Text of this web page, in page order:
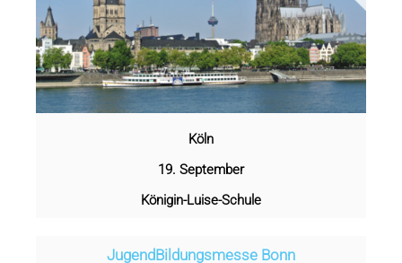
Köln
19. September
Königin-Luise-Schule
Jugend­­­­­Bildungsmess­e Bonn